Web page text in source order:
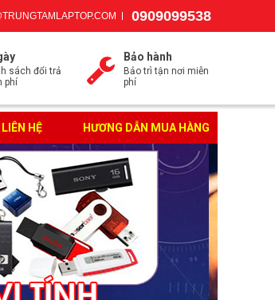
0909099538
sách đổi trả
phí
Bảo hành
Bảo trì tận nơi miễn
phí
LIÊN HỆ HƯƠNG DẪN MUA HÀNG